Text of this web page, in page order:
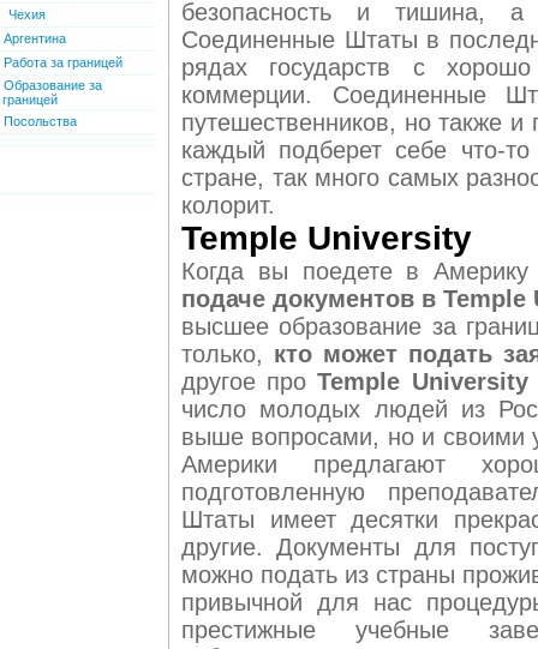
Чехия
Аргентина
Работа за границей
Образование за
границей
Посольства
безопасность и тишина, а
Соединенные Штаты в
рядах государств с
коммерции. Соединенные
путешественников, но также и
каждый подберет себе что-
стране, так много самых
колорит.
Temple University
Когда вы поедете в Америку
подаче документов в
высшее образование за
только, кто может подать
другое проTemple University
число молодых людей из
выше вопросами, но и своими
Америки предлагают
подготовленную
Штаты имеет десятки
другие. Документы для
можно подать из страны
привычной для нас
престижные учебные